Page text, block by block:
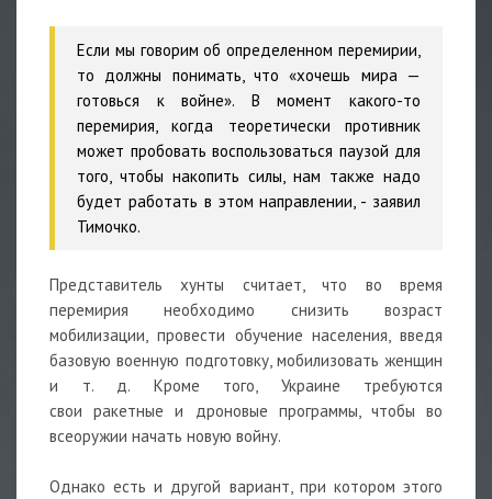
Если мы говорим об определенном перемирии,
то должны понимать, что «хочешь мира —
готовься к войне». В момент какого-то
перемирия, когда теоретически противник
может пробовать воспользоваться паузой для
того, чтобы накопить силы, нам также надо
будет работать в этом направлении, - заявил
Тимочко.
Представитель хунты считает, что во время
перемирия необходимо снизить возраст
мобилизации, провести обучение населения, введя
базовую военную подготовку, мобилизовать женщин
и т. д. Кроме того, Украине требуются
своиракетные и дроновые программы, чтобы во
всеоружии начать новую войну.
Однако есть и другой вариант, при котором этого